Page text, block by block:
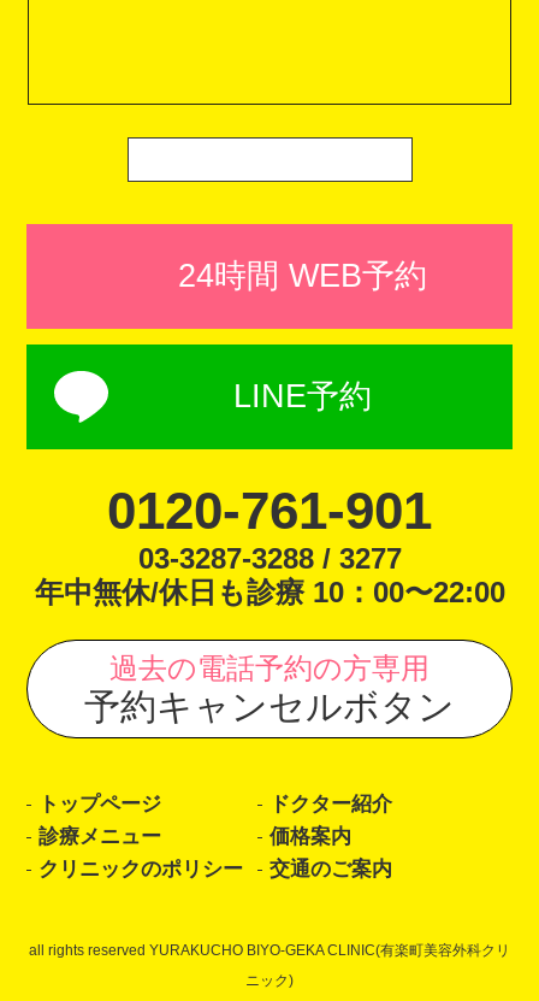
24時間 WEB予約
LINE予約
0120-761-901
03-3287-3288 / 3277
年中無休/休日も診療 10：00〜22:00
過去の電話予約の方専用
予約キャンセルボタン
トップページ
ドクター紹介
診療メニュー
価格案内
クリニックのポリシー
交通のご案内
all rights reserved YURAKUCHO BIYO-GEKA CLINIC(有楽町美容外科クリ
ニック)